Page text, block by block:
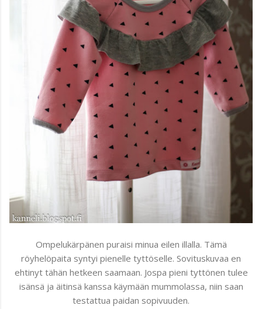
Ompelukärpänen puraisi minua eilen illalla. Tämä
röyhelöpaita syntyi pienelle tyttöselle. Sovituskuvaa en
ehtinyt tähän hetkeen saamaan. Jospa pieni tyttönen tulee
isänsä ja äitinsä kanssa käymään mummolassa, niin saan
testattua paidan sopivuuden.